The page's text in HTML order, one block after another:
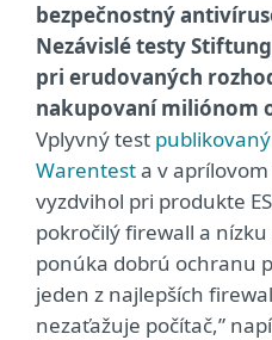
bezpečnostný
Nezávislé testy
pri erudovaných
nakupovaní miliónom
Vplyvný test
Warentesta v
vyzdvihol pri produkte
pokročilý firewall a nízku
ponúka dobrú ochranu
jeden z najlepších
nezaťažuje počítač,”